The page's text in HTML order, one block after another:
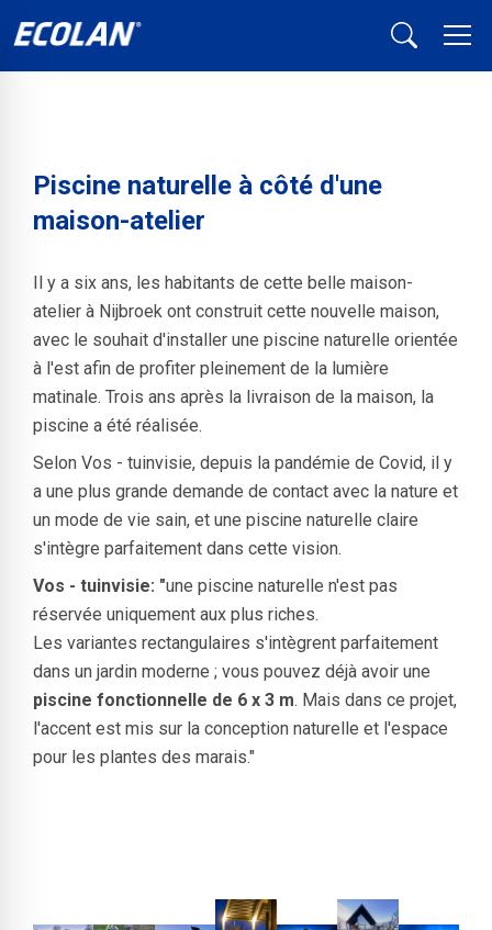
Piscine naturelle à côté d'une
maison-atelier
Il y a six ans, les habitants de cette belle maison-
atelier à Nijbroek ont construit cette nouvelle maison,
avec le souhait d'installer une piscine naturelle orientée
à l'est afin de profiter pleinement de la lumière
matinale. Trois ans après la livraison de la maison, la
piscine a été réalisée.
Selon Vos - tuinvisie, depuis la pandémie de Covid, il y
a une plus grande demande de contact avec la nature et
un mode de vie sain, et une piscine naturelle claire
s'intègre parfaitement dans cette vision.
Vos - tuinvisie: "une piscine naturelle n'est pas
réservée uniquement aux plus riches.
Les variantes rectangulaires s'intègrent parfaitement
dans un jardin moderne ; vous pouvez déjà avoir une
piscine fonctionnelle de 6 x 3 m. Mais dans ce projet,
l'accent est mis sur la conception naturelle et l'espace
pour les plantes des marais."